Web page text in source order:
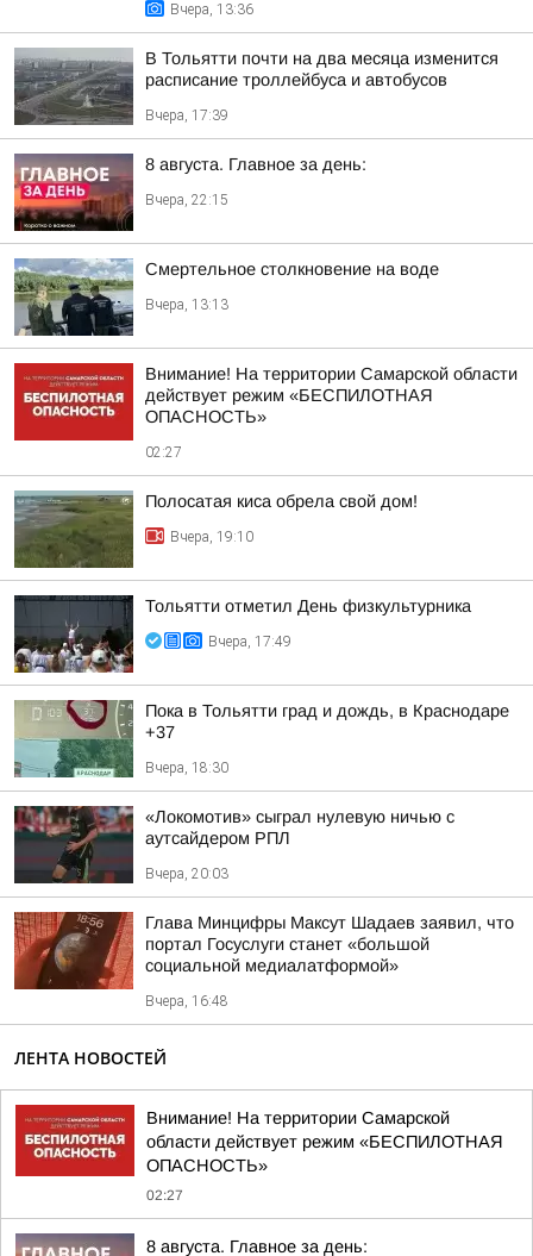
Вчера, 13:36
В Тольятти почти на два месяца изменится
расписание троллейбуса и автобусов
Вчера, 17:39
8 августа. Главное за день:
Вчера, 22:15
Смертельное столкновение на воде
Вчера, 13:13
Внимание! На территории Самарской области
действует режим «БЕСПИЛОТНАЯ
ОПАСНОСТЬ»
02:27
Полосатая киса обрела свой дом!
Вчера, 19:10
Тольятти отметил День физкультурника
Вчера, 17:49
Пока в Тольятти град и дождь, в Краснодаре
+37
Вчера, 18:30
«Локомотив» сыграл нулевую ничью с
аутсайдером РПЛ
Вчера, 20:03
Глава Минцифры Максут Шадаев заявил, что
портал Госуслуги станет «большой
социальной медиалатформой»
Вчера, 16:48
ЛЕНТА НОВОСТЕЙ
Внимание! На территории Самарской
области действует режим «БЕСПИЛОТНАЯ
ОПАСНОСТЬ»
02:27
8 августа. Главное за день: